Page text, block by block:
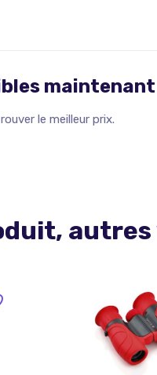
maintenant
le meilleur prix.